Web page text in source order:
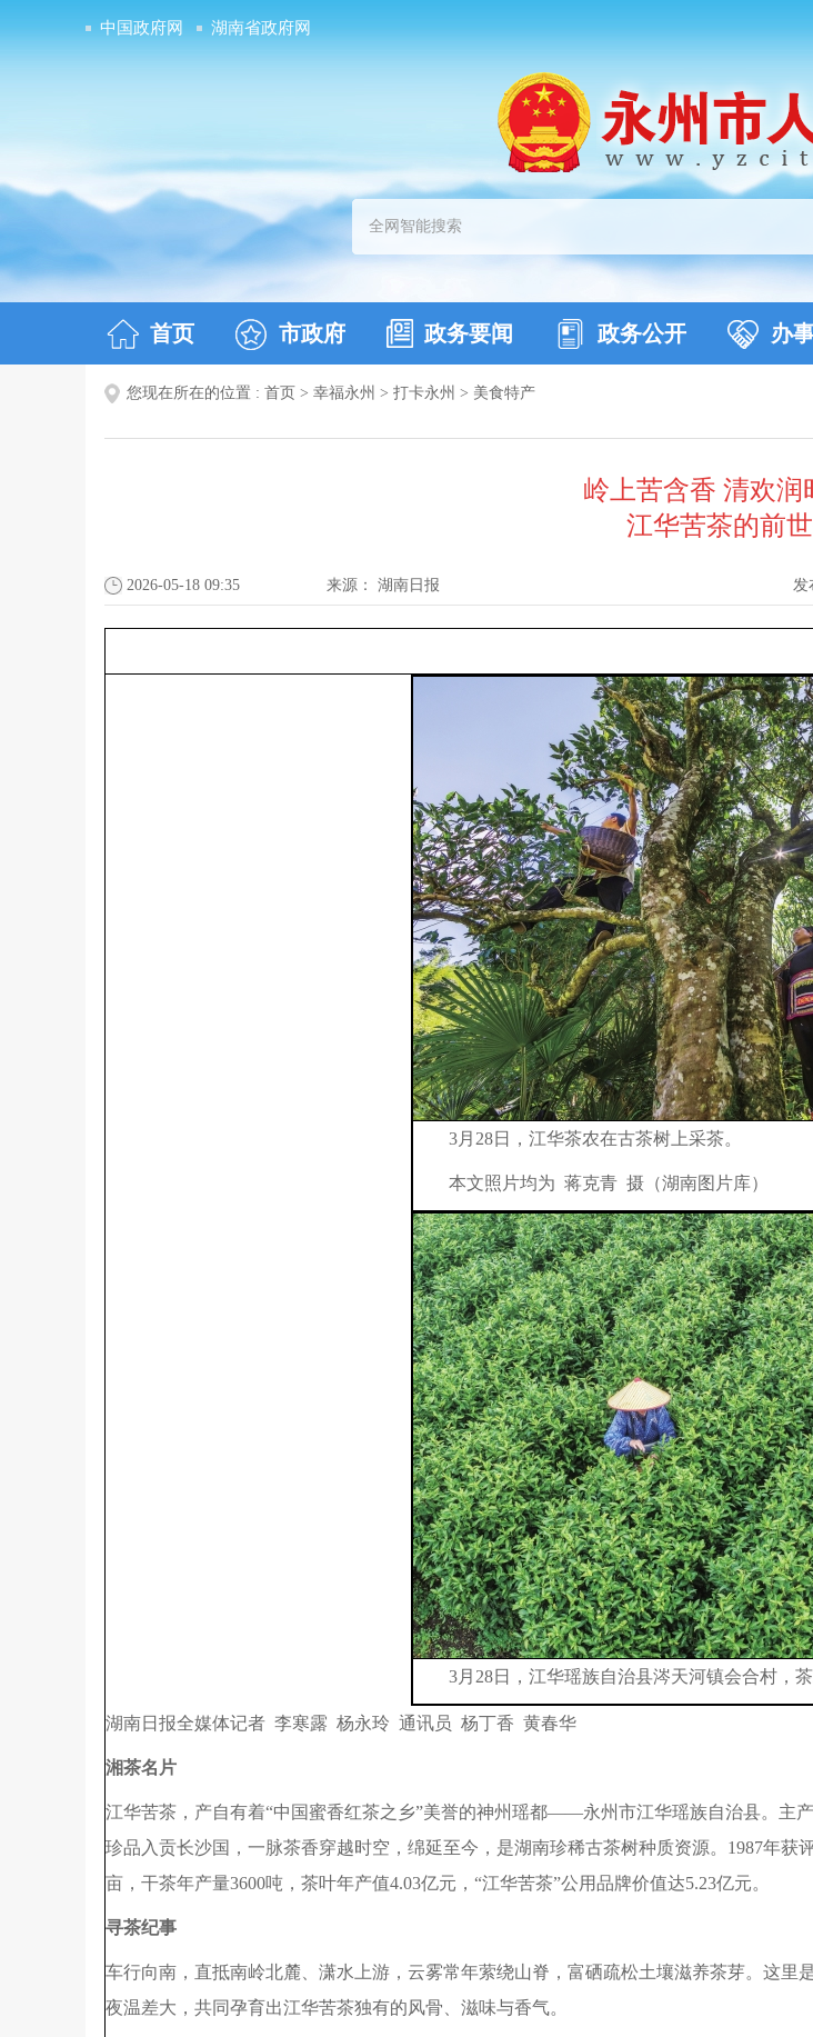
中国政府网 湖南省政府网
首页 市政府 政务要闻 政务公开 办
您现在所在的位置 : 首页 > 幸福永州 > 打卡永州 > 美食特产
岭上苦含香 清欢
江华苦茶的前
2026-05-18 09:35 来源： 湖南日报 发
3月28日，江华茶农在古茶树上采茶。
本文照片均为 蒋克青 摄（湖南图片库）
3月28日，江华瑶族自治县涔天河镇会合村，茶
湖南日报全媒体记者 李寒露 杨永玲 通讯员 杨丁香 黄春华
湘茶名片
江华苦茶，产自有着“中国蜜香红茶之乡”美誉的神州瑶都——永州市江华瑶族自治县。主
珍品入贡长沙国，一脉茶香穿越时空，绵延至今，是湖南珍稀古茶树种质资源。1987年
亩，干茶年产量3600吨，茶叶年产值4.03亿元，“江华苦茶”公用品牌价值达5.23亿元。
寻茶纪事
车行向南，直抵南岭北麓、潇水上游，云雾常年萦绕山脊，富硒疏松土壤滋养茶芽。这
夜温差大，共同孕育出江华苦茶独有的风骨、滋味与香气。